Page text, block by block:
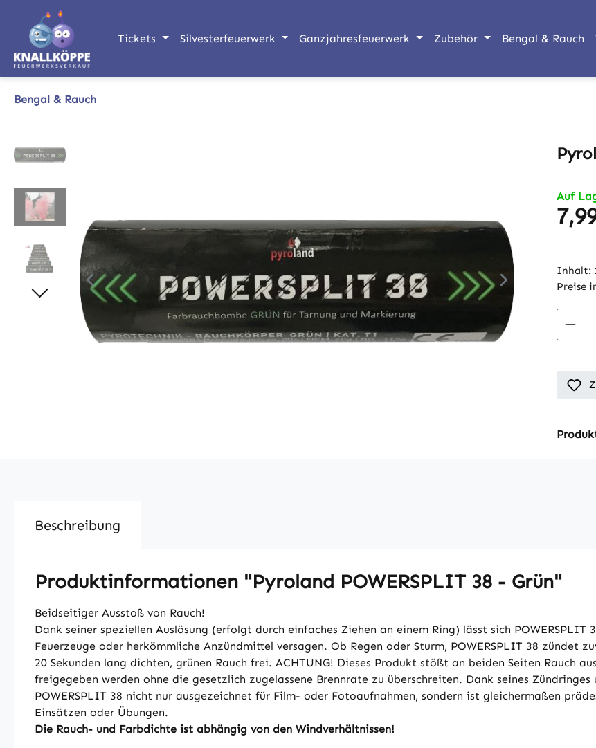
Hauptinhalt springen
Zur Suche springen
Zur Hauptnavigation springen
Tickets
Silvesterfeuerwerk Ganzjahresfeuerwerk Zubehör Bengal & Rauch
Bengal & Rauch
Auf
Inhalt:
Preise
Beschreibung
Produktinformationen "Pyroland POWERSPLIT 38 - Grün"
Beidseitiger Ausstoß von Rauch!
Dank seiner speziellen Auslösung (erfolgt durch einfaches Ziehen an einem Ring) lässt sich
Feuerzeuge oder herkömmliche Anzündmittel versagen. Ob Regen oder Sturm, POWERSPLIT 38 zündet
20 Sekunden lang dichten, grünen Rauch frei. ACHTUNG! Dieses Produkt stößt an beiden Seiten Rauch
freigegeben werden ohne die gesetzlich zugelassene Brennrate zu überschreiten. Dank seines Zündringes
POWERSPLIT 38 nicht nur ausgezeichnet für Film- oder Fotoaufnahmen, sondern ist gleichermaßen
Einsätzen oder Übungen.
Die Rauch- und Farbdichte ist abhängig von den Windverhältnissen!